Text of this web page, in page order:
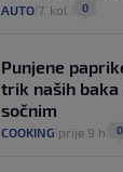
AUTO 7. kol. 0
Punjene
trik naših baka
sočnim
COOKING prije 9 h 0